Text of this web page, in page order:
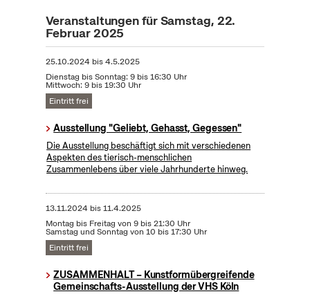
Veranstaltungen für Samstag, 22.
Februar 2025
25.10.2024 bis4.5.2025
Dienstag bis Sonntag: 9 bis 16:30 Uhr
Mittwoch: 9 bis 19:30 Uhr
Eintritt frei
Ausstellung "Geliebt, Gehasst, Gegessen"
Die Ausstellung beschäftigt sich mit verschiedenen
Aspekten des tierisch-menschlichen
Zusammenlebens über viele Jahrhunderte hinweg.
13.11.2024 bis11.4.2025
Montag bis Freitag von 9 bis 21:30 Uhr
Samstag und Sonntag von 10 bis 17:30 Uhr
Eintritt frei
ZUSAMMENHALT – Kunstformübergreifende
Gemeinschafts-Ausstellung der VHS Köln